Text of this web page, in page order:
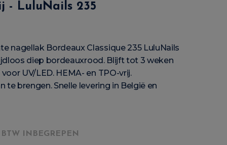
- LuluNails 235
nagellak Bordeaux Classique 235 LuluNails
diep bordeauxrood. Blijft tot 3 weken
UV/LED. HEMA- en TPO-vrij.
te brengen. Snelle levering in België en
BTW INBEGREPEN